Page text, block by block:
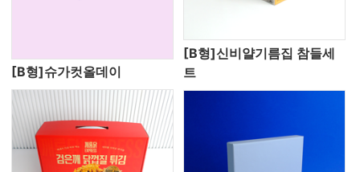
[B형]슈가컷올데이
[B형]신비얄기름집 참들세
트